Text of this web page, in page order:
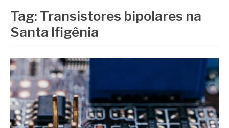
Tag: Transistores bipolares na
Santa Ifigênia